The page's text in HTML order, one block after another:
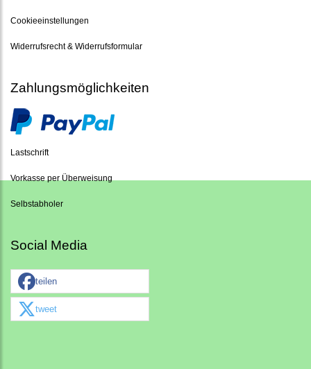
Cookieeinstellungen
Widerrufsrecht & Widerrufsformular
Zahlungsmöglichkeiten
Lastschrift
Vorkasse per Überweisung
Selbstabholer
Social Media
teilen
tweet